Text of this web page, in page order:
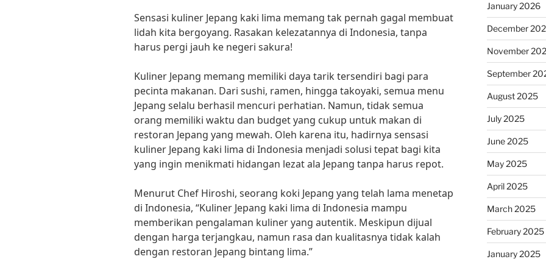
Sensasi kuliner Jepang kaki lima memang tak pernah gagal membuat
lidah kita bergoyang. Rasakan kelezatannya di Indonesia, tanpa
harus pergi jauh ke negeri sakura!
Kuliner Jepang memang memiliki daya tarik tersendiri bagi para
pecinta makanan. Dari sushi, ramen, hingga takoyaki, semua menu
Jepang selalu berhasil mencuri perhatian. Namun, tidak semua
orang memiliki waktu dan budget yang cukup untuk makan di
restoran Jepang yang mewah. Oleh karena itu, hadirnya sensasi
kuliner Jepang kaki lima di Indonesia menjadi solusi tepat bagi kita
yang ingin menikmati hidangan lezat ala Jepang tanpa harus repot.
Menurut Chef Hiroshi, seorang koki Jepang yang telah lama menetap
di Indonesia, “Kuliner Jepang kaki lima di Indonesia mampu
memberikan pengalaman kuliner yang autentik. Meskipun dijual
dengan harga terjangkau, namun rasa dan kualitasnya tidak kalah
dengan restoran Jepang bintang lima.”
January 2026
December
November
September
August 2025
July 2025
June 2025
May 2025
April 2025
March 2025
February 2025
January 2025